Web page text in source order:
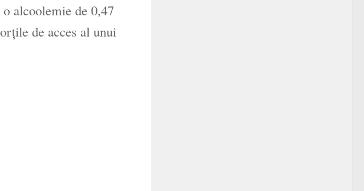
alcoolemie de 0,47
de acces al unui